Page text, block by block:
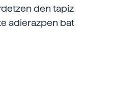
den tapiz
adierazpen bat